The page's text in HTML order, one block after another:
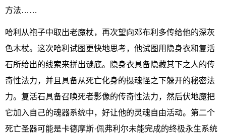
方法……
哈利从袍子中取出老魔杖，再次望向邓布利多传给他的深灰
色木杖。这次哈利试图更快地思考，他试图用隐身衣和复活
石所给出的线索来拼出谜底。隐身衣具备隐藏其下之人的传
奇性法力，并且具备从死亡化身的摄魂怪之下躲开的秘密法
力。复活石具备召唤死者影像的传奇性法力，然后伏地魔把
它加入自己的魂器系统中，好让他的灵魂自由活动。第二个
死亡圣器可能是卡德摩斯·佩弗利尔未能完成的终极永生系统